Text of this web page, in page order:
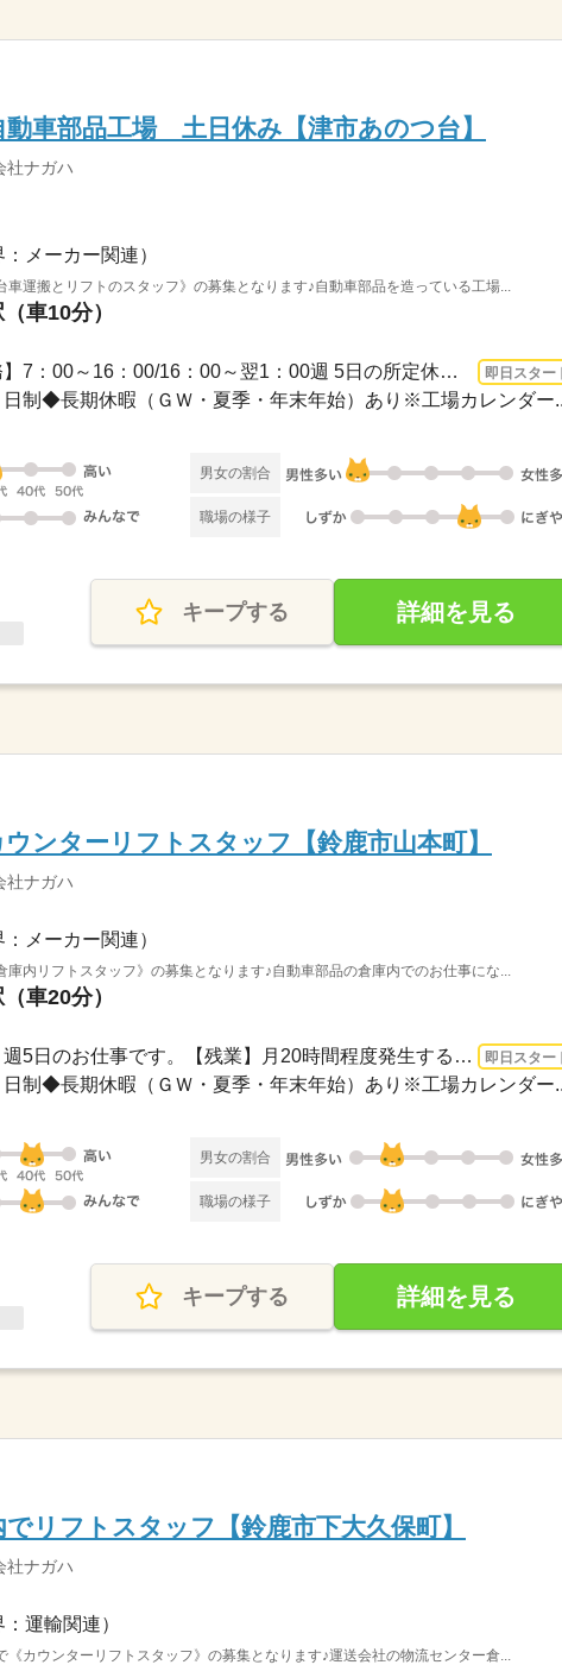
車部品工場 土日休み【津市あのつ台】
社ナガハ
：メーカー関連）
車運搬とリフトのスタッフ》の募集となります♪自動車部品を造っている工場...
車10分）
長期 即日〜 / 【交替勤務】7：00～16：00/16：00～翌1：00週 5日の所定休日ごとに勤...
即日スター
制◆長期休暇（ＧＷ・夏季・年末年始）あり※工場カレンダー
男女の割合
職場の様子
キープする 詳細を見る
ンターリフトスタッフ【鈴鹿市山本町】
社ナガハ
：メーカー関連）
庫内リフトスタッフ》の募集となります♪自動車部品の倉庫内でのお仕事にな...
車20分）
長期 即日〜 / 【昼勤務】週5日のお仕事です。【残業】月20時間程度発生することがご...
即日スター
制◆長期休暇（ＧＷ・夏季・年末年始）あり※工場カレンダー
男女の割合
職場の様子
キープする 詳細を見る
リフトスタッフ【鈴鹿市下大久保町】
社ナガハ
：運輸関連）
《カウンターリフトスタッフ》の募集となります♪運送会社の物流センター倉...